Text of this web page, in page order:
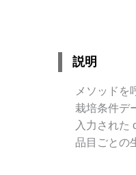
説明
メソッドを
栽培条件デ
入力された
品目ごとの